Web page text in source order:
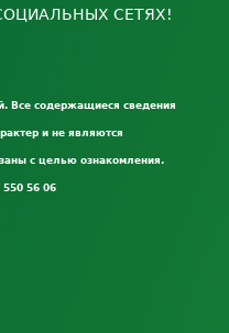
СЕТЯХ!
Все содержащиеся сведения
и не являются
с целью ознакомления.
550 56 06